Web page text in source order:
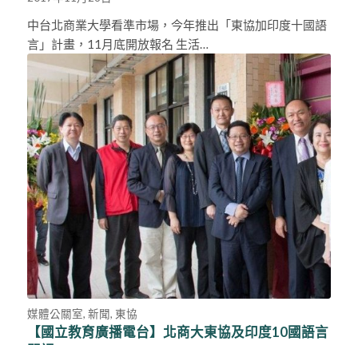
中台北商業大學看準市場，今年推出「東協加印度十國語
言」計畫，11月底開放報名 生活…
媒體公關室, 新聞, 東協
【國立教育廣播電台】北商大東協及印度10國語言